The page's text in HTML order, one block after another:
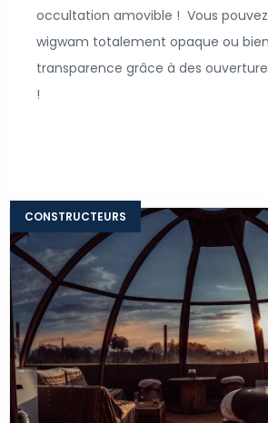
occultation amovible ! Vous
wigwam totalement opaque ou
transparence grâce à des
!
CONSTRUCTEURS